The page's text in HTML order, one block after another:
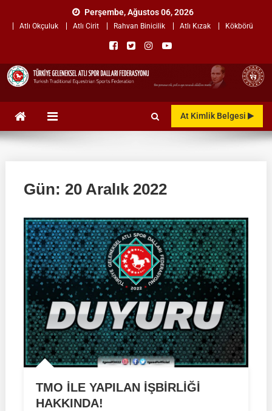
Perşembe, Ağustos 06, 2026
Atlı Okçuluk Atlı Cirit Rahvan Binicilik Atlı Kızak Kökbörü
TÜRKİYE GELENEKSEL ATLI
SPOR DALLARIAt Kimlik Belgesi
Gün: 20 Aralık 2022
TMO İLE YAPILAN İŞBİRLİĞİ
HAKKINDA!